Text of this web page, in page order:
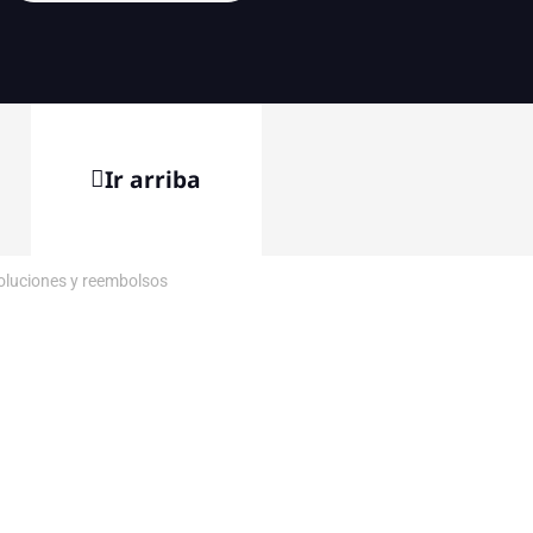
Ir arriba
y reembolsos